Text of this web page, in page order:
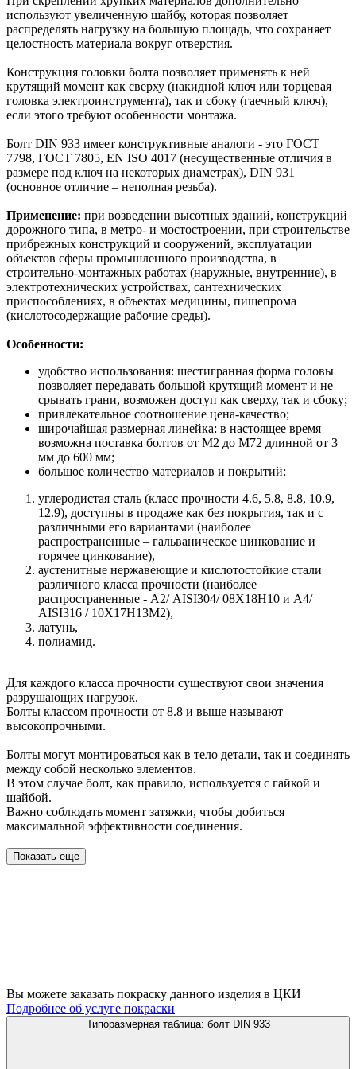
используют увеличенную шайбу, которая позволяет
распределять нагрузку на большую площадь, что сохраняет
целостность материала вокруг отверстия.
Конструкция головки болта позволяет применять к ней
крутящий момент как сверху (накидной ключ или торцевая
головка электроинструмента), так и сбоку (гаечный ключ),
если этого требуют особенности монтажа.
Болт DIN 933 имеет конструктивные аналоги - это ГОСТ
7798, ГОСТ 7805, EN ISO 4017 (несущественные отличия в
размере под ключ на некоторых диаметрах), DIN 931
(основное отличие – неполная резьба).
Применение: при возведении высотных зданий, конструкций
дорожного типа, в метро- и мостостроении, при строительстве
прибрежных конструкций и сооружений, эксплуатации
объектов сферы промышленного производства, в
строительно-монтажных работах (наружные, внутренние), в
электротехнических устройствах, сантехнических
приспособлениях, в объектах медицины, пищепрома
(кислотосодержащие рабочие среды).
Особенности:
удобство использования: шестигранная форма головы
позволяет передавать большой крутящий момент и не
срывать грани, возможен доступ как сверху, так и сбоку;
привлекательное соотношение цена-качество;
широчайшая размерная линейка: в настоящее время
возможна поставка болтов от М2 до М72 длинной от 3
мм до 600 мм;
большое количество материалов и покрытий:
углеродистая сталь (класс прочности 4.6, 5.8, 8.8, 10.9,
12.9), доступны в продаже как без покрытия, так и с
различными его вариантами (наиболее
распространенные – гальваническое цинкование и
горячее цинкование),
аустенитные нержавеющие и кислотостойкие стали
различного класса прочности (наиболее
распространенные - А2/ AISI304/ 08Х18Н10 и A4/
AISI316 / 10Х17H13M2),
латунь,
полиамид.
Для каждого класса прочности существуют свои значения
разрушающих нагрузок.
Болты классом прочности от 8.8 и выше называют
высокопрочными.
Болты могут монтироваться как в тело детали, так и соединять
между собой несколько элементов.
В этом случае болт, как правило, используется с гайкой и
шайбой.
Важно соблюдать момент затяжки, чтобы добиться
максимальной эффективности соединения.
Показать еще
Вы можете заказать покраску данного изделия в ЦКИ
Подробнее об услуге покраски
Типоразмерная таблица: болт DIN 933